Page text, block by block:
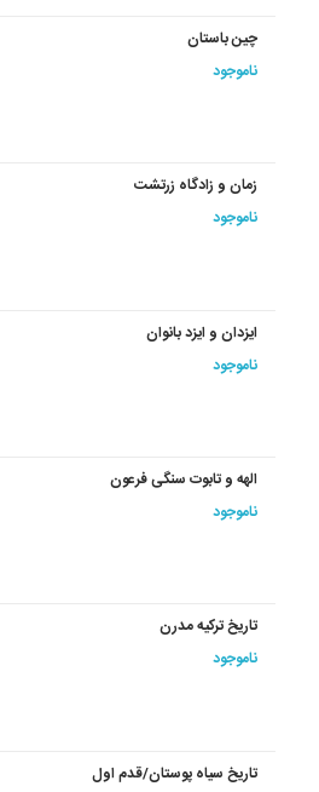
چین‏ باستان‏
ناموجود
زمان ‏و زادگاه ‏زرتشت‏
ناموجود
ایزدان‏ و ایزد بانوان‏
ناموجود
الهه و تابوت سنگی فرعون
ناموجود
تاریخ ترکیه مدرن
ناموجود
تاریخ سیاه پوستان/قدم اول